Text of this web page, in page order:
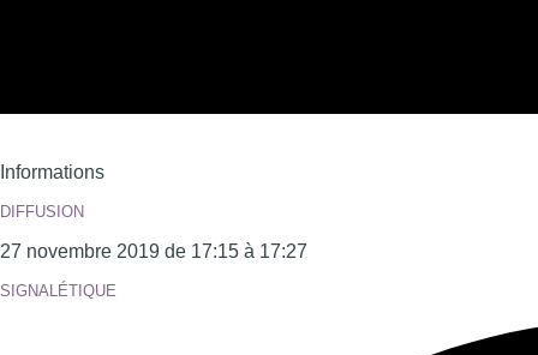
Informations
DIFFUSION
27 novembre 2019 de 17:15 à 17:27
SIGNALÉTIQUE